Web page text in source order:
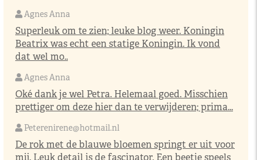
Agnes Anna
Superleuk om te zien; leuke blog weer. Koningin
Beatrix was echt een statige Koningin. Ik vond
dat wel mo..
Agnes Anna
Oké dank je wel Petra. Helemaal goed. Misschien
prettiger om deze hier dan te verwijderen; prima...
Peterenirene@hotmail.nl
De rok met de blauwe bloemen springt er uit voor
mij. Leuk detail is de fascinator. Een beetje speels